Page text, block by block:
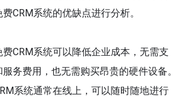
CRM系统的优缺点进行分析。
CRM系统可以降低企业成本，无需支
务费用，也无需购买昂贵的硬件设备。
系统通常在线上，可以随时随地进行